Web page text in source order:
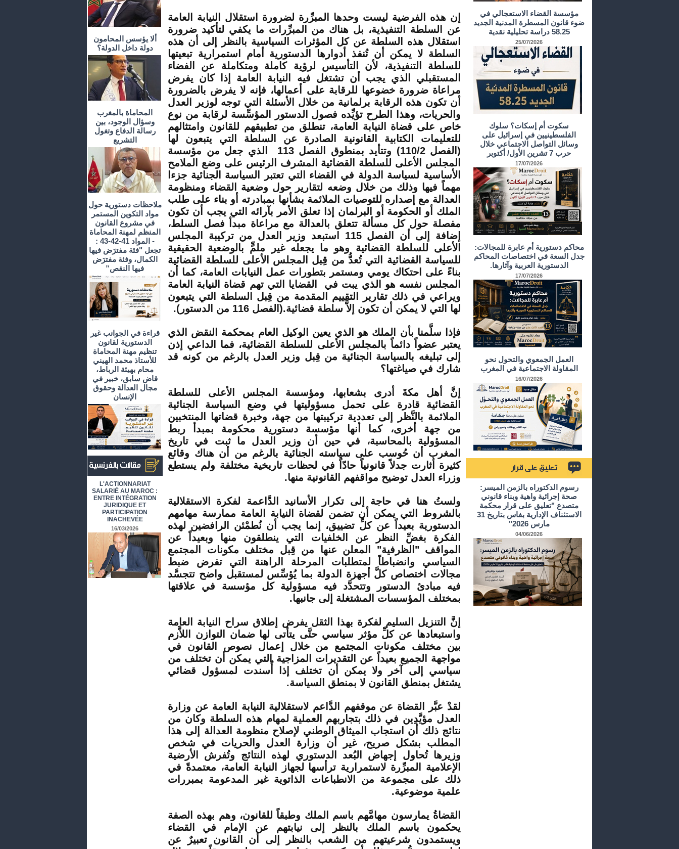
ألا يؤسس المحامون
دولة داخل الدولة؟
المحاماة بالمغرب
وسؤال الوجود، بين
رسالة الدفاع وتغول
التشريع
ملاحظات دستورية حول
مواد التكوين المستمر
في مشروع القانون
المنظم لمهنة المحاماة
- المواد 41-42-43 :
تجعل "فئة مفترَض فيها
الكمال، وفئة مفترَض
فيها النقص”
قراءة في الجوانب غير
الدستورية لقانون
تنظيم مهنة المحاماة
للأستاذ محمد الهيني
محام بهيئة الرباط،
قاض سابق، خبير في
مجال العدالة وحقوق
الإنسان
L'ACTIONNARIAT
SALARIÉ AU MAROC :
ENTRE INTÉGRATION
JURIDIQUE ET
PARTICIPATION
INACHEVÉE
16/03/2026
إن هذه الفرضية ليست وحدها المبرِّرة لضرورة استقلال النيابة العامة
عن السلطة التنفيذية، بل هناك من المبرِّرات ما يكفي لتأكيد ضرورة
استقلال هذه السلطة عن كل المؤثرات السياسية بالنظر إلى أن هذه
السلطة لا يمكن أن تُنفذ أدوارها الدستورية أمام استمرارية تبعيتها
للسلطة التنفيذية، لأن التأسيس لرؤية كاملة ومتكاملة عن الفضاء
المستقبلي الذي يجب أن تشتغل فيه النيابة العامة إذا كان يفرض
مراعاة ضرورة خضوعها للرقابة على أعمالها، فإنه لا يفرض بالضرورة
أن تكون هذه الرقابة برلمانية من خلال الأسئلة التي توجه لوزير العدل
والحريات، وهذا الطرح تؤيِّده فصول الدستور المؤسِّسة لرقابة من نوع
خاص على قضاة النيابة العامة، تنطلق من تطبيقهم للقانون وامتثالهم
للتعليمات الكتابية القانونية الصادرة عن السلطة التي يتبعون لها
(الفصل 110/2) وتتأيد بمنطوق الفصل 113 الذي جعل من مؤسسة
المجلس الأعلى للسلطة القضائية المشرف الرئيس على وضع الملامح
الأساسية لسياسة الدولة في القضاء التي تعتبر السياسة الجنائية جزءا
مهماً فيها وذلك من خلال وضعه لتقارير حول وضعية القضاء ومنظومة
العدالة مع إصداره للتوصيات الملائمة بشأنها بمبادرته أو بناء على طلب
الملك أو الحكومة أو البرلمان إذا تعلق الأمر بآرائه التي يجب أن تكون
مفصلة حول كل مسألة تتعلق بالعدالة مع مراعاة مبدأ فصل السلط،
إضافة إلى أن الفصل 115 استبعد وزير العدل من تركيبة المجلس
الأعلى للسلطة القضائية وهو ما يجعله غير ملمٍّ بالوضعية الحقيقية
للسياسة القضائية التي تُعدُّ من قِبل المجلس الأعلى للسلطة القضائية
بناءً على احتكاك يومي ومستمر بتطورات عمل النيابات العامة، كما أن
المجلس نفسه هو الذي يبت في القضايا التي تهم قضاة النيابة العامة
ويراعي في ذلك تقارير التقييم المقدمة من قِبل السلطة التي يتبعون
لها التي لا يمكن أن تكون إلاَّ سلطة قضائية.(الفصل 116 من الدستور).
فإذا سلَّمنا بأن الملك هو الذي يعين الوكيل العام بمحكمة النقض الذي
يعتبر عضواً دائماً بالمجلس الأعلى للسلطة القضائية، فما الداعي إذن
إلى تبليغه بالسياسة الجنائية من قِبل وزير العدل بالرغم من كونه قد
شارك في صياغتها؟
إنَّ أهل مكةَ أدرى بشعابها، ومؤسسة المجلس الأعلى للسلطة
القضائية قادرة على تحمل مسؤوليتها في وضع السياسة الجنائية
الملائمة بالنَّظر إلى تعددية تركيبتها من جهة، وخبرة قضاتها المنتخبين
من جهة أخرى، كما أنها مؤسسة دستورية محكومة بمبدأ ربط
المسؤولية بالمحاسبة، في حين أن وزير العدل ما ثبت في تاريخ
المغرب أن حُوسب على سياسته الجنائية بالرغم من أن هناك وقائع
كثيرة أثارت جدلاً قانونياً حادّاً في لحظات تاريخية مختلفة ولم يستطع
وزراء العدل توضيح مواقفهم القانونية منها.
ولستُ هنا في حاجة إلى تكرار الأسانيد الدَّاعمة لفكرة الاستقلالية
بالشروط التي يمكن أن تضمن لقضاة النيابة العامة ممارسة مهامهم
الدستورية بعيداً عن كلِّ تضييق، إنما يجب أن نُطمْئن الرافضين لهذه
الفكرة بغضِّ النظر عن الخلفيات التي ينطلقون منها وبعيداً عن
المواقف "الظرفية" المعلن عنها من قِبل مختلف مكونات المجتمع
السياسي وانضباطاً لمتطلبات المرحلة الراهنة التي تفرض ضبط
مجالات اختصاص كلَّ أجهزة الدولة بما يُؤسِّس لمستقبل واضح تتجسَّد
فيه مبادئ الدستور وتتحدَّد فيه مسؤولية كل مؤسسة في علاقتها
بمختلف المؤسسات المشتغلة إلى جانبها.
إنَّ التنزيل السليم لفكرة بهذا الثقل يفرض إطلاق سراح النيابة العامة
واستبعادها عن كلِّ مؤثر سياسي حتَّى يتأتى لها ضمان التوازن اللاَّزم
بين مختلف مكونات المجتمع من خلال إعمال نصوص القانون في
مواجهة الجميع بعيداً عن التقديرات المزاجية التي يمكن أن تختلف من
سياسي إلى آخر ولا يمكن أن تختلف إذا أُسندت لمسؤول قضائي
يشتغل بمنطق القانون لا بمنطق السياسة.
لقدْ عبَّر القضاة عن موقفهم الدَّاعم لاستقلالية النيابة العامة عن وزارة
العدل مؤيَّدِين في ذلك بتجاربهم العملية لمهام هذه السلطة وكان من
نتائج ذلك أن استجاب الميثاق الوطني لإصلاح منظومة العدالة إلى هذا
المطلب بشكل صريح، غير أن وزارة العدل والحريات في شخص
وزيرها تُحاول إجهاض البُعد الدستوري لهذه النتائج وتُفرش الأرضية
الإعلامية المبرِّرة لاستمرارية ترأسها لجهاز النيابة العامة، معتمدةً في
ذلك على مجموعة من الانطباعات الذاتوية غير المدعومة بمبررات
علمية موضوعية.
القضاةُ يمارسون مهامَّهم باسم الملك وطبقاً للقانون، وهم بهذه الصفة
يحكمون باسم الملك بالنظر إلى نيابتهم عن الإمام في القضاء
ويستمدون شرعيتهم من الشعب بالنظر إلى أن القانون تعبيرٌ عن
مؤسسة القضاء الاستعجالي في
ضوء قانون المسطرة المدنية الجديد
58.25 دراسة تحليلية نقدية
25/07/2026
سكوت أم إسكات؟ سلوك
الفلسطينيين في إسرائيل على
وسائل التواصل الاجتماعي خلال
حرب 7 تشرين الأول/ أكتوبر
17/07/2026
محاكم دستورية أم عابرة للمجالات:
جدل السعة في اختصاصات المحاكم
الدستورية العربية وآثارها.
17/07/2026
العمل الجمعوي والتحول نحو
المقاولة الاجتماعية في المغرب
16/07/2026
رسوم الدكتوراه بالزمن الميسر:
صحة إجرائية واهية وبناء قانوني
متصدع "تعليق على قرار محكمة
الاستئناف الإدارية بفاس بتاريخ 31
مارس 2026"
04/06/2026